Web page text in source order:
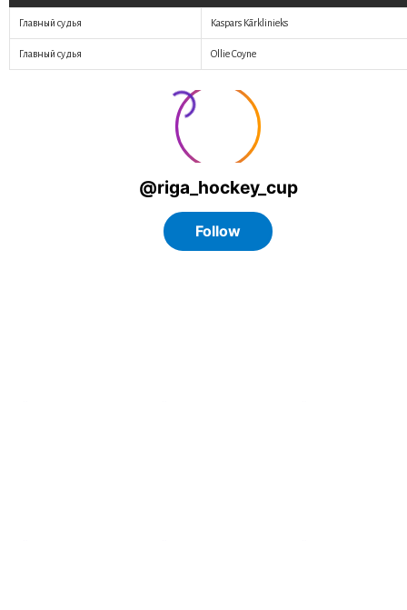
Главный судья Kaspars Kārklinieks
Главный судья Ollie Coyne